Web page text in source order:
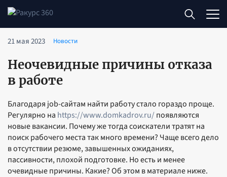
21 мая 2023 Новости
Неочевидные причины отказа
в работе
Благодаря job-сайтам найти работу стало гораздо проще.
Регулярно на https://www.domkadrov.ru/ появляются
новые вакансии. Почему же тогда соискатели тратят на
поиск рабочего места так много времени? Чаще всего дело
в отсутствии резюме, завышенных ожиданиях,
пассивности, плохой подготовке. Но есть и менее
очевидные причины. Какие? Об этом в материале ниже.